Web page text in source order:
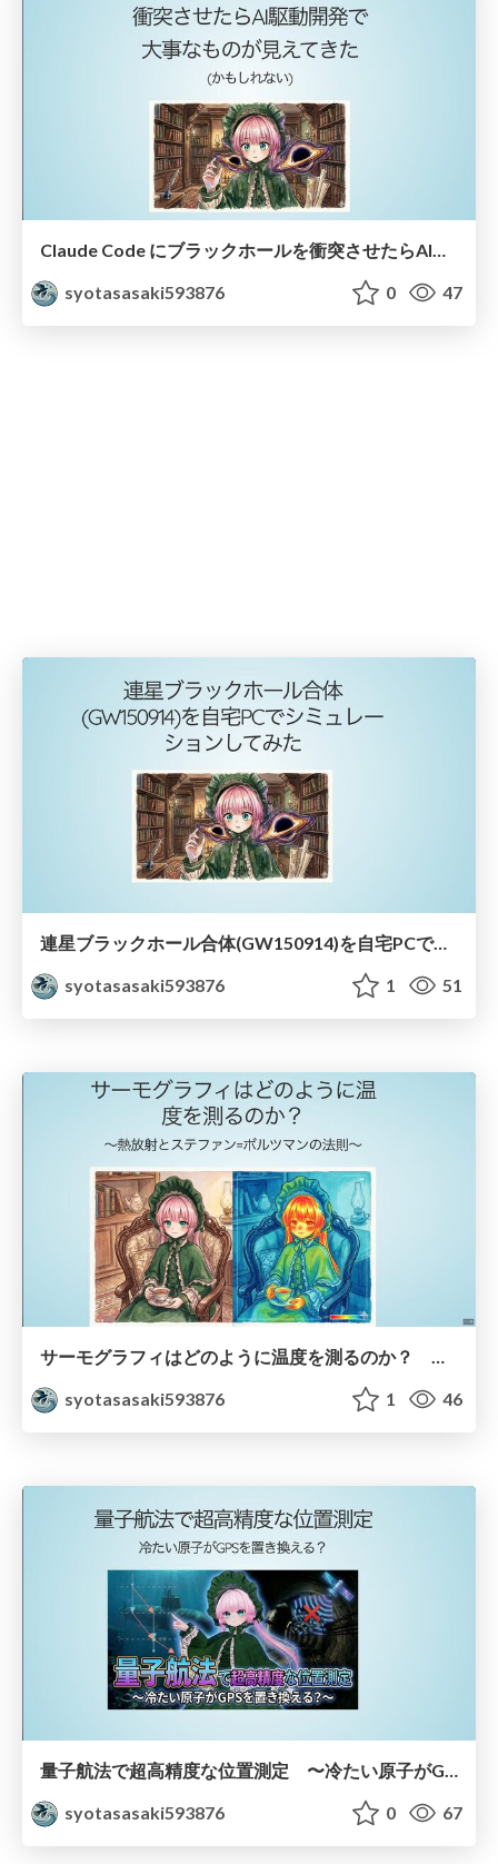
Claude Code にブラックホールを衝突させたらAI駆動開発で大事なものが見えてきた (かもしれない)
syotasasaki593876
0 47
連星ブラックホール合体(GW150914)を自宅PCでシミュレーションしてみた
syotasasaki593876
1 51
サーモグラフィはどのように温度を測るのか？ 〜熱放射とステファン=ボルツマンの法則〜
syotasasaki593876
1 46
量子航法で超高精度な位置測定 〜冷たい原子がGPSを置き換える？〜
syotasasaki593876
0 67